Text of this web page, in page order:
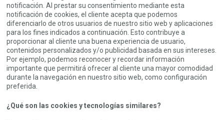
notificación. Al prestar su consentimiento mediante esta
notificación de cookies, el cliente acepta que podemos
diferenciarlo de otros usuarios de nuestro sitio web y aplicaciones
para los fines indicados a continuación. Esto contribuye a
proporcionar al cliente una buena experiencia de usuario,
contenidos personalizados y/o publicidad basada en sus intereses.
Por ejemplo, podemos reconocer y recordar información
importante que permitirá ofrecer al cliente una mayor comodidad
durante la navegación en nuestro sitio web, como configuración
preferida.
¿Qué son las cookies y tecnologías similares?